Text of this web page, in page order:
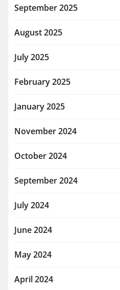
September 2025
August 2025
July 2025
February 2025
January 2025
November 2024
October 2024
September 2024
July 2024
June 2024
May 2024
April 2024